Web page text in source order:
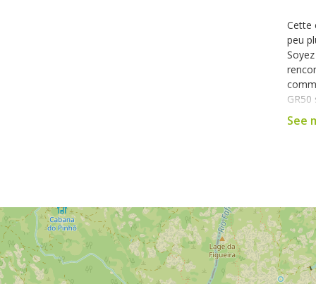
Cette
peu
(lame
les
Le
alors
relie
See